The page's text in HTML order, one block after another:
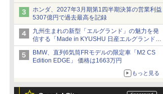
ホンダ、2027年3月期第1四半期決算の営業利益
5307億円で過去最高を記録
九州生まれの新型「エルグランド」の魅力を発
信する「Made in KYUSHU 日産エルグランドデ
ー」8月14日開催
BMW、直列6気筒FRモデルの限定車「M2 CS
Edition EDGE」 価格は1663万円
もっと見る